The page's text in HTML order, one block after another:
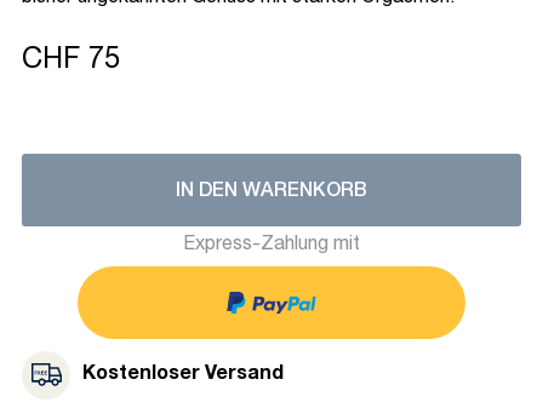
CHF 75
IN DEN WARENKORB
Express-Zahlung mit
Kostenloser Versand